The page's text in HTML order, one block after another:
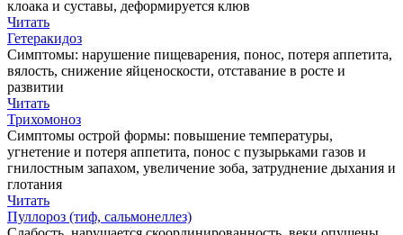
клоака и суставы, деформируется клюв
Читать
Гетеракидоз
Симптомы: нарушение пищеварения, понос, потеря аппетита,
вялость, снижение яйценоскости, отставание в росте и
развитии
Читать
Трихомоноз
Симптомы острой формы: повышение температуры,
угнетение и потеря аппетита, понос с пузырьками газов и
гнилостным запахом, увеличение зоба, затруднение дыхания и
глотания
Читать
Пуллороз (тиф, сальмонеллез)